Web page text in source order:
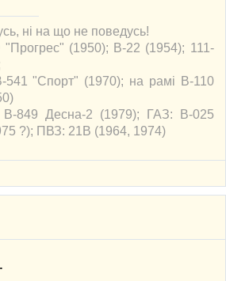
ні на що не поведусь!
(1950); В-22 (1954); 111-
(1970); на рамі В-110
2 (1979); ГАЗ: В-025
?); ПВЗ: 21В (1964, 1974)